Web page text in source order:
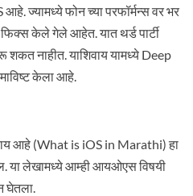
ज्यामध्ये फोन च्या परफॉर्मन्स वर भर
केले गेले आहेत. यात थर्ड पार्टी
शकत नाहीत. याशिवाय यामध्ये Deep
केला आहे.
आहे (What is iOS in Marathi) हा
लेखामध्ये आम्ही आयओएस विषयी
घेतला.